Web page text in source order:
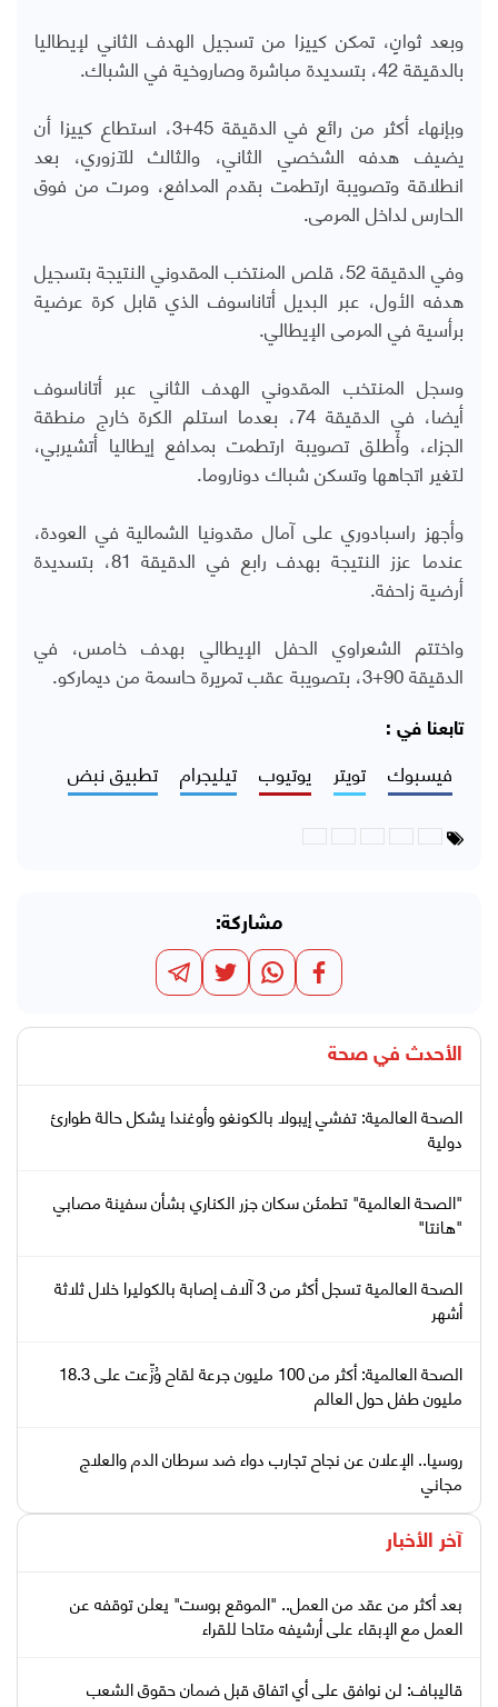
وبعد ثوانٍ، تمكن كييزا من تسجيل الهدف الثاني لإيطاليا
بالدقيقة 42، بتسديدة مباشرة وصاروخية في الشباك.
وبإنهاء أكثر من رائع في الدقيقة 45+3، استطاع كييزا أن
يضيف هدفه الشخصي الثاني، والثالث للآزوري، بعد
انطلاقة وتصويبة ارتطمت بقدم المدافع، ومرت من فوق
الحارس لداخل المرمى.
وفي الدقيقة 52، قلص المنتخب المقدوني النتيجة بتسجيل
هدفه الأول، عبر البديل أتاناسوف الذي قابل كرة عرضية
برأسية في المرمى الإيطالي.
وسجل المنتخب المقدوني الهدف الثاني عبر أتاناسوف
أيضا، في الدقيقة 74، بعدما استلم الكرة خارج منطقة
الجزاء، وأطلق تصويبة ارتطمت بمدافع إيطاليا أتشيربي،
لتغير اتجاهها وتسكن شباك دوناروما.
وأجهز راسبادوري على آمال مقدونيا الشمالية في العودة،
عندما عزز النتيجة بهدف رابع في الدقيقة 81، بتسديدة
أرضية زاحفة.
واختتم الشعراوي الحفل الإيطالي بهدف خامس، في
الدقيقة 90+3، بتصويبة عقب تمريرة حاسمة من ديماركو.
تابعنا في :
فيسبوك تويتر يوتيوب تيليجرام تطبيق نبض
مشاركة:
الأحدث في صحة
الصحة العالمية: تفشي إيبولا بالكونغو وأوغندا يشكل حالة طوارئ
دولية
"الصحة العالمية" تطمئن سكان جزر الكناري بشأن سفينة مصابي
"هانتا"
الصحة العالمية تسجل أكثر من 3 آلاف إصابة بالكوليرا خلال ثلاثة
أشهر
الصحة العالمية: أكثر من 100 مليون جرعة لقاح وُزِّعت على 18.3
مليون طفل حول العالم
روسيا.. الإعلان عن نجاح تجارب دواء ضد سرطان الدم والعلاج
مجاني
آخر الأخبار
بعد أكثر من عقد من العمل.. "الموقع بوست" يعلن توقفه عن
العمل مع الإبقاء على أرشيفه متاحا للقراء
قاليباف: لن نوافق على أي اتفاق قبل ضمان حقوق الشعب